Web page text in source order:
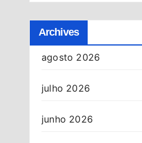
Archives
agosto 2026
julho 2026
junho 2026